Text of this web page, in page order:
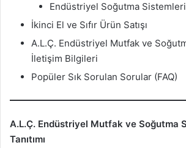
Endüstriyel Soğutma Sistemleri
İkinci El ve Sıfır Ürün Satışı
A.L.Ç. Endüstriyel Mutfak ve
İletişim Bilgileri
Popüler Sık Sorulan Sorular (FAQ)
A.L.Ç. Endüstriyel Mutfak ve Soğutma
Tanıtımı